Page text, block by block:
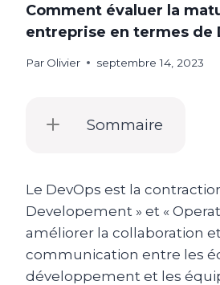
Comment évaluer la
entreprise en termes de
Par Olivier septembre 14, 2023
Sommaire
Le DevOps est la
Developement » et «
améliorer la collaboration
communication entre les
développement et les